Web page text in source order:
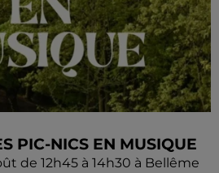
PIC-NICS EN MUSIQUE
de 12h45 à 14h30 à Bellême